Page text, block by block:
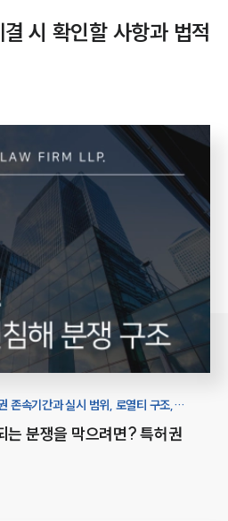
시 확인할 사항과 법적
존속기간과 실시 범위, 로열티 구조,
는 분쟁을 막으려면? 특허권